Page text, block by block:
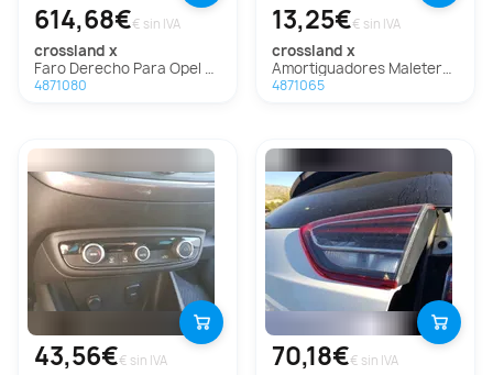
614,68€€ sin IVA
crossland x
Faro Derecho Para Opel Crossland X
4871080
13,25€€ sin IVA
crossland x
Amortiguadores Maletero / Porton Para Opel Crossland X
4871065
43,56€€ sin IVA 70,18€€ sin IVA